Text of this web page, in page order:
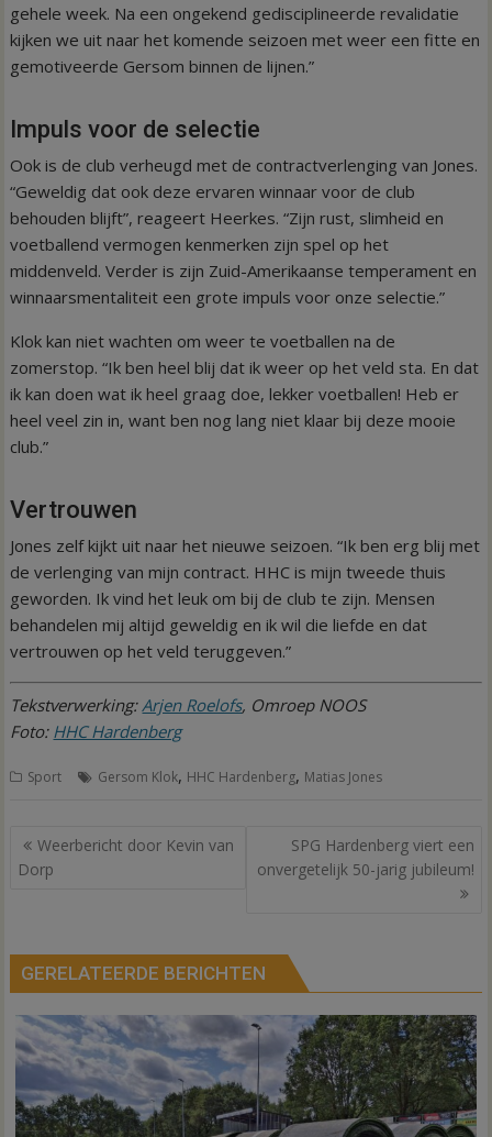
gehele week. Na een ongekend gedisciplineerde revalidatie
kijken we uit naar het komende seizoen met weer een fitte en
gemotiveerde Gersom binnen de lijnen.”
Impuls voor de selectie
Ook is de club verheugd met de contractverlenging van Jones.
“Geweldig dat ook deze ervaren winnaar voor de club
behouden blijft”, reageert Heerkes. “Zijn rust, slimheid en
voetballend vermogen kenmerken zijn spel op het
middenveld. Verder is zijn Zuid-Amerikaanse temperament en
winnaarsmentaliteit een grote impuls voor onze selectie.”
Klok kan niet wachten om weer te voetballen na de
zomerstop. “Ik ben heel blij dat ik weer op het veld sta. En dat
ik kan doen wat ik heel graag doe, lekker voetballen! Heb er
heel veel zin in, want ben nog lang niet klaar bij deze mooie
club.”
Vertrouwen
Jones zelf kijkt uit naar het nieuwe seizoen. “Ik ben erg blij met
de verlenging van mijn contract. HHC is mijn tweede thuis
geworden. Ik vind het leuk om bij de club te zijn. Mensen
behandelen mij altijd geweldig en ik wil die liefde en dat
vertrouwen op het veld teruggeven.”
Tekstverwerking:Arjen Roelofs, Omroep NOOS
Foto: HHC Hardenberg
Sport Gersom Klok, HHC Hardenberg, Matias Jones
Bericht
navigatie
Weerbericht door Kevin van
Dorp
SPG Hardenberg viert een
onvergetelijk 50-jarig jubileum!
GERELATEERDE BERICHTEN